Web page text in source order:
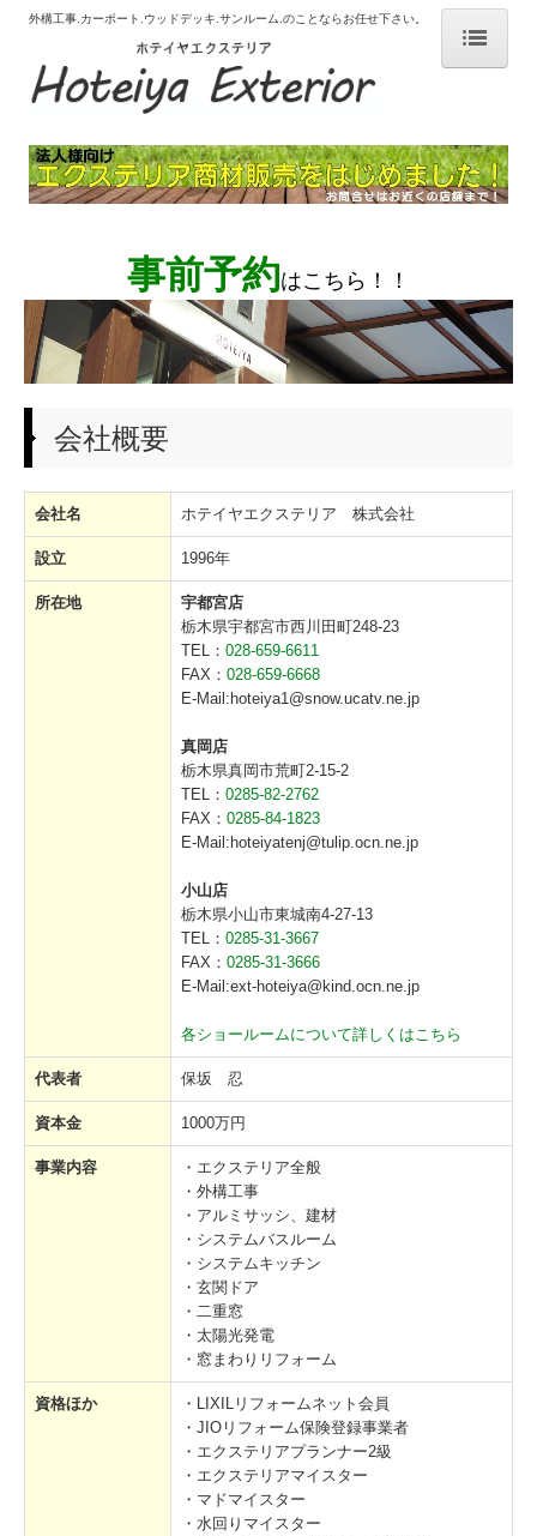
# ホーム
# 選ばれる理由
# はじめての外構工事
カーポート サイクルポート
デッキ
フェンス ブロック
車庫まわり カーゲート
門まわり 門柱・門扉
カーポート（１台用）
カーポートレギュラーR・F
カーポート（２台用）
カーポート（３台用）
デッキ（樹ら楽ステージ・リウッドデッキS）
テラス囲い （サニージュ）
外構工事.カーポート.ウッドデッキ.サンルーム.のことならお任せ下さい。
事前予約はこちら！！
会社概要
会社名 ホテイヤエクステリア 株式会社
設立 1996年
所在地
宇都宮店
栃木県宇都宮市西川田町248-23
TEL： 028-659-6611
FAX： 028-659-6668
E-Mail:hoteiya1@snow.ucatv.ne.jp
真岡店
栃木県真岡市荒町2-15-2
TEL： 0285-82-2762
FAX： 0285-84-1823
E-Mail:hoteiyatenj@tulip.ocn.ne.jp
小山店
栃木県小山市東城南4-27-13
TEL： 0285-31-3667
FAX： 0285-31-3666
E-Mail:ext-hoteiya@kind.ocn.ne.jp
各ショールームについて詳しくはこちら
代表者 保坂 忍
資本金 1000万円
事業内容
・エクステリア全般
・外構工事
・アルミサッシ、建材
・システムバスルーム
・システムキッチン
・玄関ドア
・二重窓
・太陽光発電
・窓まわりリフォーム
資格ほか
・LIXILリフォームネット会員
・JIOリフォーム保険登録事業者
・エクステリアプランナー2級
・エクステリアマイスター
・マドマイスター
・水回りマイスター